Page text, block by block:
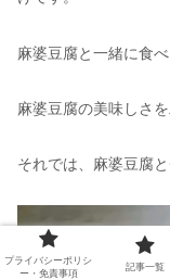
麻婆豆腐と一緒に食
麻婆豆腐の美味しさ
それでは、麻婆豆腐
プライバシーポリシ
ー・免責事項
記事一覧